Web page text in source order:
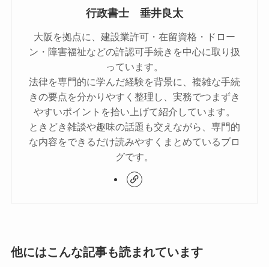
行政書士 垂井良太
大阪を拠点に、建設業許可・在留資格・ドロー
ン・障害福祉などの許認可手続きを中心に取り扱
っています。
法律を専門的に学んだ経験を背景に、複雑な手続
きの要点を分かりやすく整理し、実務でつまずき
やすいポイントを拾い上げて紹介しています。
ときどき雑談や趣味の話題も交えながら、専門的
な内容をできるだけ読みやすくまとめているブロ
グです。
他にはこんな記事も読まれています